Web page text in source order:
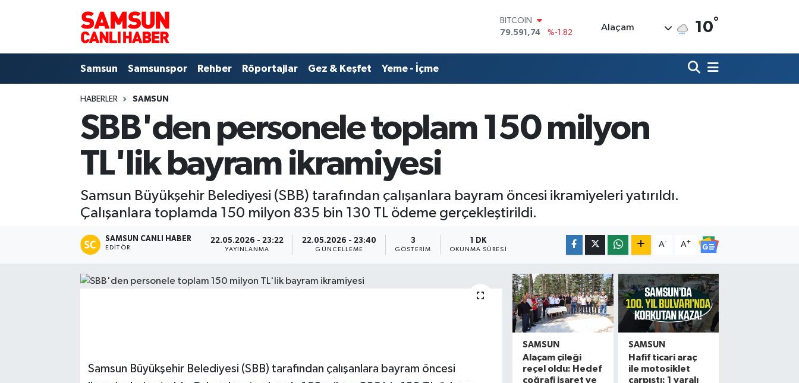
BITCOIN
79.591,74
%-1.82
G.ALTIN
6862,09000
%0.19
BİST100
Alaçam 10°
Samsun Samsunspor Rehber Röportajlar Gez & Keşfet Yeme - İçme
HABERLER SAMSUN
SBB'den personele toplam 150 milyon
TL'lik bayram ikramiyesi
Samsun Büyükşehir Belediyesi (SBB) tarafından çalışanlara bayram öncesi ikramiyeleri yatırıldı.
Çalışanlara toplamda 150 milyon 835 bin 130 TL ödeme gerçekleştirildi.
SAMSUN CANLI HABER
EDITÖR
22.05.2026 - 23:22
YAYINLANMA
22.05.2026 - 23:40
GÜNCELLEME
3
GÖSTERIM
1 DK
OKUNMA SÜRESI
A- A+
Samsun Büyükşehir Belediyesi (SBB) tarafından çalışanlara bayram öncesi
SAMSUN
Alaçam çileği
reçel oldu: Hedef
coğrafi işaret ve
SAMSUN
Hafif ticari araç
ile motosiklet
çarpıştı: 1 yaralı
Samsunspor
Manşet Haberi
Samsun Nöbetçi Eczaneler
Samsun Hava Durumu
Samsun Trafik Yoğunluk Haritası
Süper Lig Puan Durumu ve Fikstür
Tüm Manşetler
Haber Arşivi